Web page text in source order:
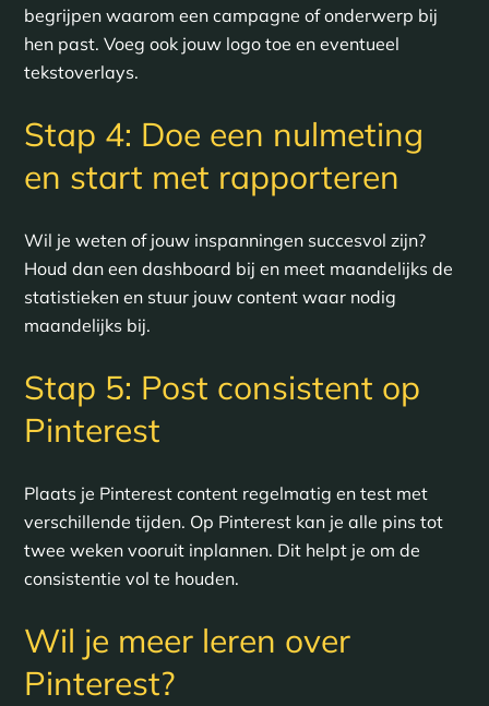
begrijpen waarom een campagne of onderwerp bij
hen past. Voeg ook jouw logo toe en eventueel
tekstoverlays.
Stap 4: Doe een nulmeting
en start met rapporteren
Wil je weten of jouw inspanningen succesvol zijn?
Houd dan een dashboard bij en meet maandelijks de
statistieken en stuur jouw content waar nodig
maandelijks bij.
Stap 5: Post consistent op
Pinterest
Plaats je Pinterest content regelmatig en test met
verschillende tijden. Op Pinterest kan je alle pins tot
twee weken vooruit inplannen. Dit helpt je om de
consistentie vol te houden.
Wil je meer leren over
Pinterest?